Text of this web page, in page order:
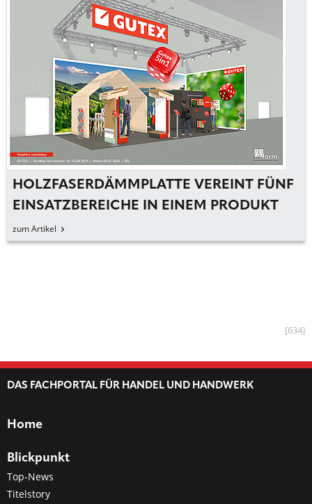
HOLZFASERDÄMMPLATTE VEREINT FÜNF
EINSATZBEREICHE IN EINEM PRODUKT
zum Artikel
[634]
DAS FACHPORTAL FÜR HANDEL UND HANDWERK
Home
Blickpunkt
Top-News
Titelstory